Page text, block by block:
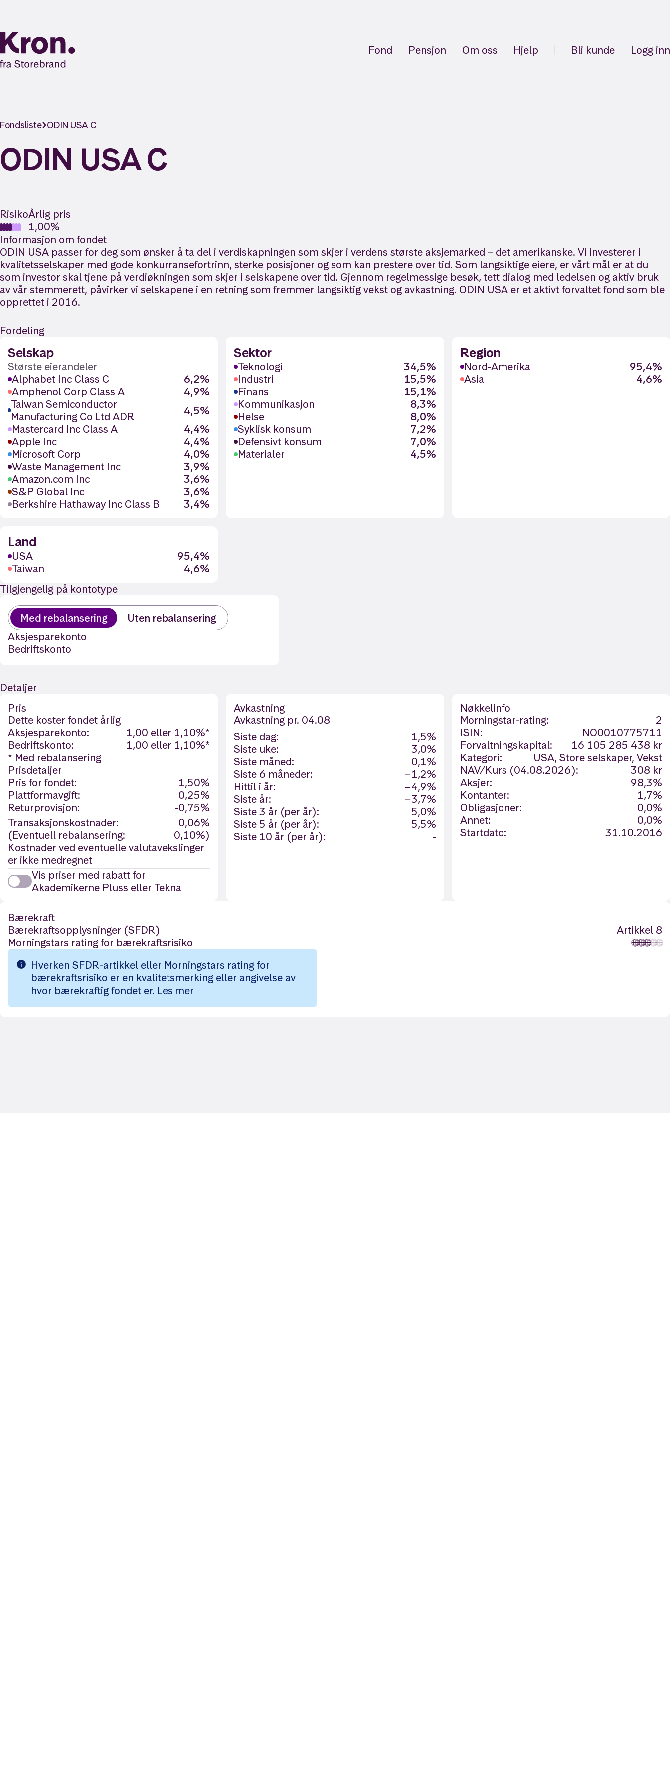
Fond Pensjon Om oss Hjelp Bli kunde Logg inn
Fondsliste ODIN USA C
ODIN USA C
RisikoÅrlig pris
1,00%
Informasjon om fondet
ODIN USA passer for deg som ønsker å ta del i verdiskapningen som skjer i verdens største aksjemarked – det amerikanske. Vi investerer i
kvalitetsselskaper med gode konkurransefortrinn, sterke posisjoner og som kan prestere over tid. Som langsiktige eiere, er vårt mål er at du
som investor skal tjene på verdiøkningen som skjer i selskapene over tid. Gjennom regelmessige besøk, tett dialog med ledelsen og aktiv bruk
av vår stemmerett, påvirker vi selskapene i en retning som fremmer langsiktig vekst og avkastning. ODIN USA er et aktivt forvaltet fond som ble
opprettet i 2016.
Fordeling
Selskap
Største eierandeler
Alphabet Inc Class C
6,2%
Amphenol Corp Class A
4,9%
Taiwan Semiconductor
Manufacturing Co Ltd ADR
4,5%
Mastercard Inc Class A
4,4%
Apple Inc
4,4%
Microsoft Corp
4,0%
Waste Management Inc
3,9%
Amazon.com Inc
3,6%
S&P Global Inc
3,6%
Berkshire Hathaway Inc Class B
3,4%
Sektor
Teknologi
34,5%
Industri
15,5%
Finans
15,1%
Kommunikasjon
8,3%
Helse
8,0%
Syklisk konsum
7,2%
Defensivt konsum
7,0%
Materialer
4,5%
Region
Nord-Amerika
95,4%
Asia
4,6%
Land
USA
95,4%
Taiwan
4,6%
Tilgjengelig på kontotype
Med rebalansering
Uten rebalansering
Aksjesparekonto
Bedriftskonto
Detaljer
Pris
Dette koster fondet årlig
Aksjesparekonto:
1,00 eller 1,10%*
Bedriftskonto:
1,00 eller 1,10%*
* Med rebalansering
Prisdetaljer
Pris for fondet:
1,50%
Plattformavgift:
0,25%
Returprovisjon:
-0,75%
Transaksjonskostnader:
0,06%
(Eventuell rebalansering:
0,10%)
Kostnader ved eventuelle valutavekslinger
er ikke medregnet
Vis priser med rabatt for
Akademikerne Pluss eller Tekna
Avkastning
Avkastning pr. 04.08
Siste dag:
1,5%
Siste uke:
3,0%
Siste måned:
0,1%
Siste 6 måneder:
−1,2%
Hittil i år:
−4,9%
Siste år:
−3,7%
Siste 3 år (per år):
5,0%
Siste 5 år (per år):
5,5%
Siste 10 år (per år):
-
Nøkkelinfo
Morningstar-rating:
2
ISIN:
NO0010775711
Forvaltningskapital:
16 105 285 438 kr
Kategori:
USA, Store selskaper, Vekst
NAV/Kurs (04.08.2026):
308 kr
Aksjer:
98,3%
Kontanter:
1,7%
Obligasjoner:
0,0%
Annet:
0,0%
Startdato:
31.10.2016
Bærekraft
Bærekraftsopplysninger (SFDR)
Artikkel 8
Morningstars rating for bærekraftsrisiko
🌐🌐🌐🌐🌐
Hverken SFDR-artikkel eller Morningstars rating for
bærekraftsrisiko er en kvalitetsmerking eller angivelse av
hvor bærekraftig fondet er. Les mer